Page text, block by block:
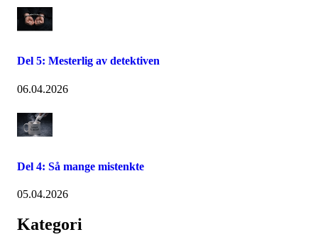
Del 5: Mesterlig av detektiven
06.04.2026
Del 4: Så mange mistenkte
05.04.2026
Kategori